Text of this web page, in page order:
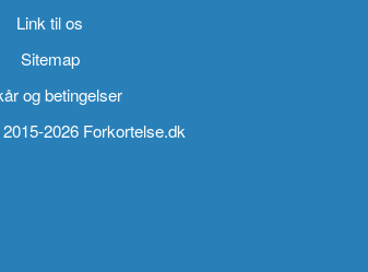
Link til os
Sitemap
og betingelser
2026 Forkortelse.dk